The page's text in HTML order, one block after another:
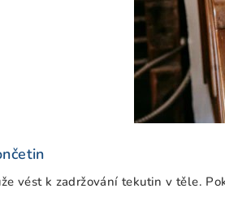
vést k zadržování tekutin v těle.